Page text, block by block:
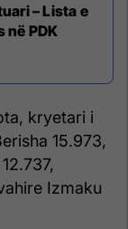
– Lista e
PDK
kryetari i
15.973,
Izmaku